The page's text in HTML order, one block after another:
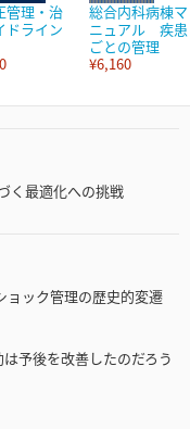
管理・治
ドライン
総合内科病棟マ
ニュアル 疾患
ごとの管理
¥6,160
く最適化への挑戦
ョック管理の歴史的変遷
予後を改善したのだろう